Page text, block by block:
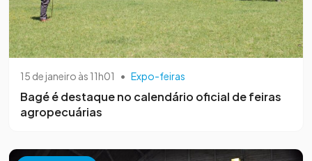
15 de janeiro às 11h01 • Expo-feiras
Bagé é destaque no calendário oficial de feiras
agropecuárias